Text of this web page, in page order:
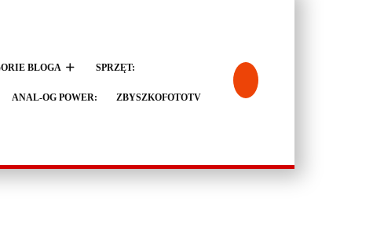
BLOGA SPRZĘT:
ANAL-OG POWER: ZBYSZKOFOTOTV